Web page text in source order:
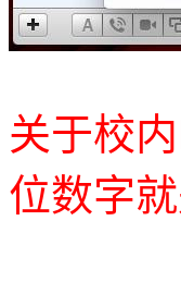
关于校
位数字